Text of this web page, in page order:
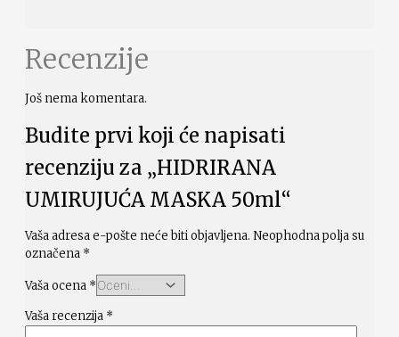
Recenzije
Još nema komentara.
Budite prvi koji će napisati
recenziju za „HIDRIRANA
UMIRUJUĆA MASKA 50ml“
Vaša adresa e-pošte neće biti objavljena. Neophodna polja su
označena *
Vaša ocena *
Vaša recenzija *